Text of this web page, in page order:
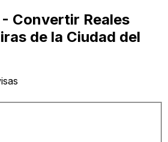
- Convertir Reales
de la Ciudad del